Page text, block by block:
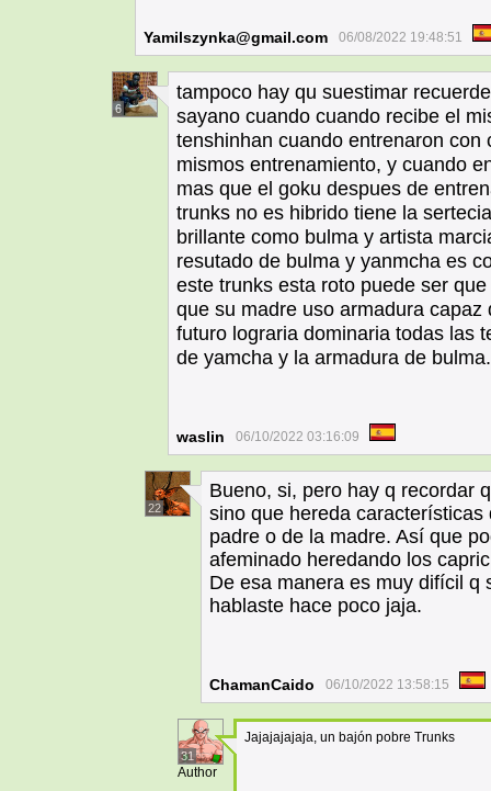
Yamilszynka@gmail.com 06/08/2022 19:48:51
6
tampoco hay qu suestimar
sayano cuando cuando recibe el
tenshinhan cuando entrenaron
mismos entrenamiento, y cuando
mas que el goku despues de
trunks no es hibrido tiene la
brillante como bulma y artista
resutado de bulma y yanmcha es
este trunks esta roto puede ser
que su madre uso armadura
futuro lograria dominaria todas las
de yamcha y la armadura de bulma.
waslin 06/10/2022 03:16:09
22
Bueno, si, pero hay q recordar
sino que hereda
padre o de la madre. Así que
afeminado heredando los
De esa manera es muy difícil q
hablaste hace poco jaja.
ChamanCaido 06/10/2022 13:58:15
31
Author
Jajajajajaja, un bajón pobre Trunks